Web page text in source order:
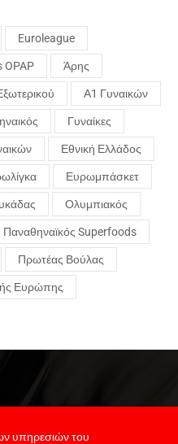
Euroleague
OPAP Άρης
Α1 Γυναικών
Γυναίκες
Εθνική Ελλάδος
Ευρωμπάσκετ
Ολυμπιακός
Παναθηναϊκός Superfoods
Πρωτέας Βούλας
Ευρώπης
υπηρεσιών του